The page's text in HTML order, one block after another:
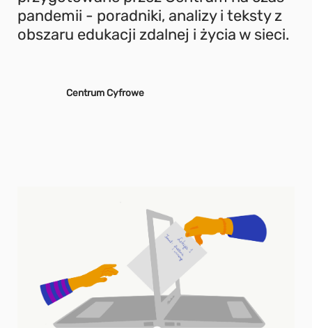
pandemii - poradniki, analizy i teksty z
obszaru edukacji zdalnej i życia w sieci.
Centrum Cyfrowe